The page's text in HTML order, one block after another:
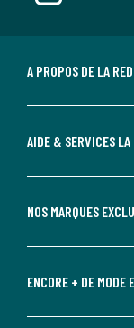
A PROPOS DE LA
AIDE & SERVICES LA
NOS MARQUES
ENCORE + DE MODE